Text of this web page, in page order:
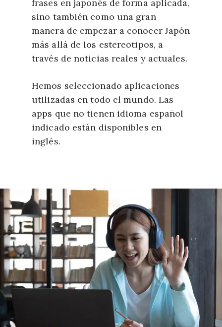
frases en japonés de forma aplicada,
sino también como una gran
manera de empezar a conocer Japón
más allá de los estereotipos, a
través de noticias reales y actuales.
Hemos seleccionado aplicaciones
utilizadas en todo el mundo. Las
apps que no tienen idioma español
indicado están disponibles en
inglés.